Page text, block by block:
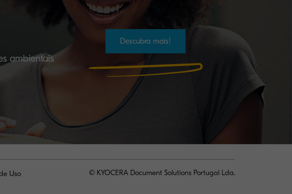
ambientais
Descubra mais!
Uso © KYOCERA Document Solutions Portugal Lda.